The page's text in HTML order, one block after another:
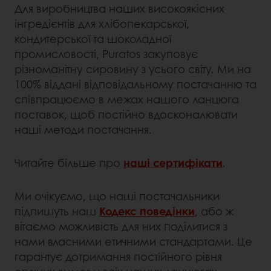
Для виробництва наших високоякісних
інгредієнтів для хлібопекарської,
кондитерської та шоколадної
промисловості, Puratos закуповує
різноманітну сировину з усього світу. Ми на
100% віддані відповідальному постачанню та
співпрацюємо в межах нашого ланцюга
поставок, щоб постійно вдосконалювати
наші методи постачання.
Читайте більше про наші сертифікати.
Ми очікуємо, що наші постачальники
підпишуть наш Кодекс поведінки, або ж
вітаємо можливість для них поділитися з
нами власними етичними стандартами. Це
гарантує дотримання постійного рівня